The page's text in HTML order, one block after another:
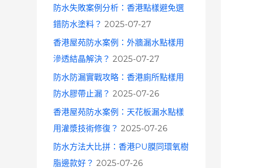
防水失敗案例分析：香港點樣避免選
錯防水塗料？ 2025-07-27
香港屋苑防水案例：外牆漏水點樣用
滲透結晶解決？ 2025-07-27
防水防漏實戰攻略：香港廁所點樣用
防水膠帶止漏？ 2025-07-26
香港屋苑防水案例：天花板漏水點樣
用灌漿技術修復？ 2025-07-26
防水方法大比拼：香港PU膜同環氧樹
脂邊款好？ 2025-07-26